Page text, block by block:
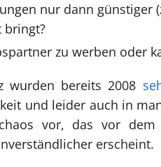
nur dann günstiger
bringt?
zu werben oder
wurden bereits 2008
und leider auch in
vor, das vor dem
erscheint.